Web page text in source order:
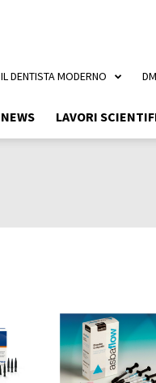
NEWS LAVORI
IL DENTISTA MODERNO